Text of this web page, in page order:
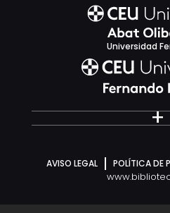
Universidad
+
AVISO LEGAL POLÍTICA DE